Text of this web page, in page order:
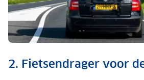
2. Fietsendrager voor